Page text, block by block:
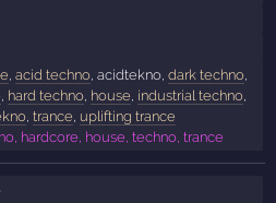
acid techno, acidtekno, dark techno,
hard techno, house industrial techno,
, trance uplifting trance
hardcore, house, techno, trance